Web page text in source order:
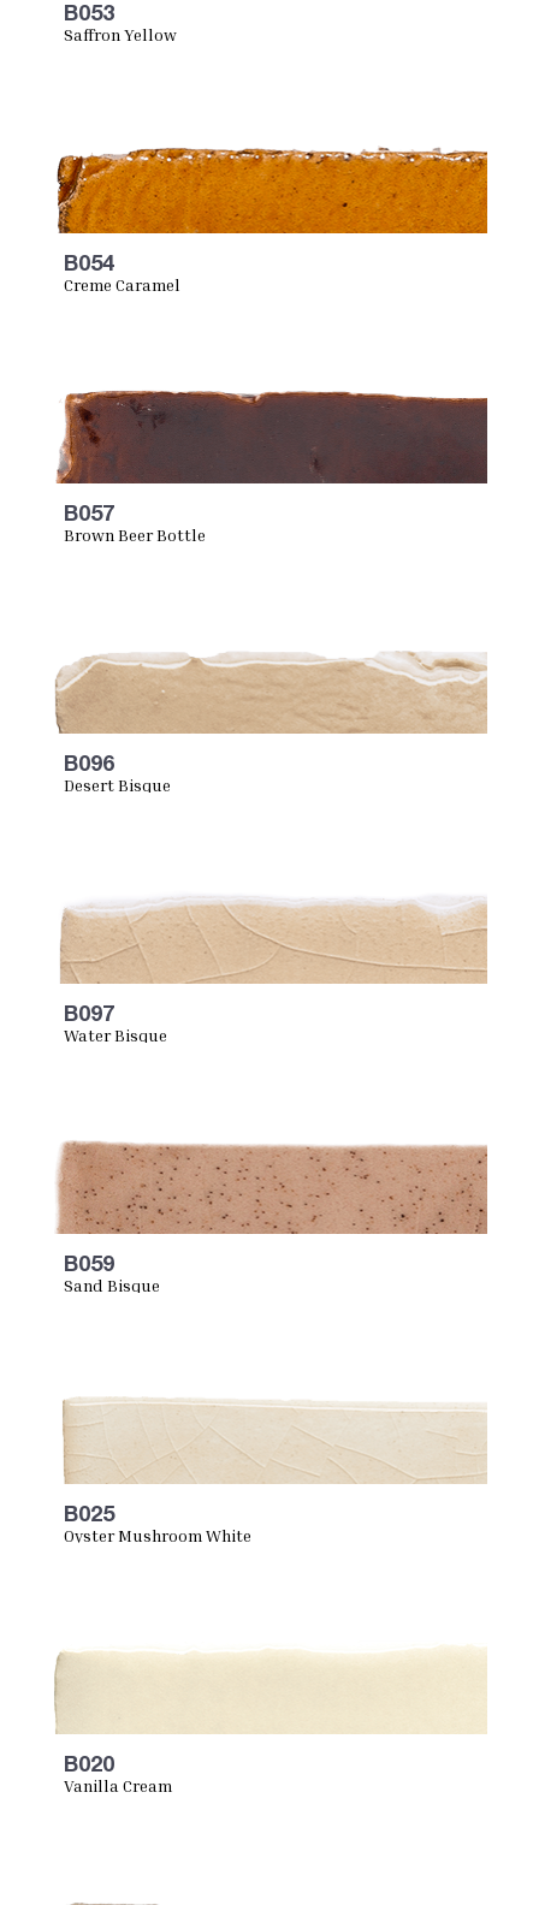
B053
Saffron Yellow
B054
Creme Caramel
B057
Brown Beer Bottle
B096
Desert Bisque
B097
Water Bisque
B059
Sand Bisque
B025
Oyster Mushroom White
B020
Vanilla Cream